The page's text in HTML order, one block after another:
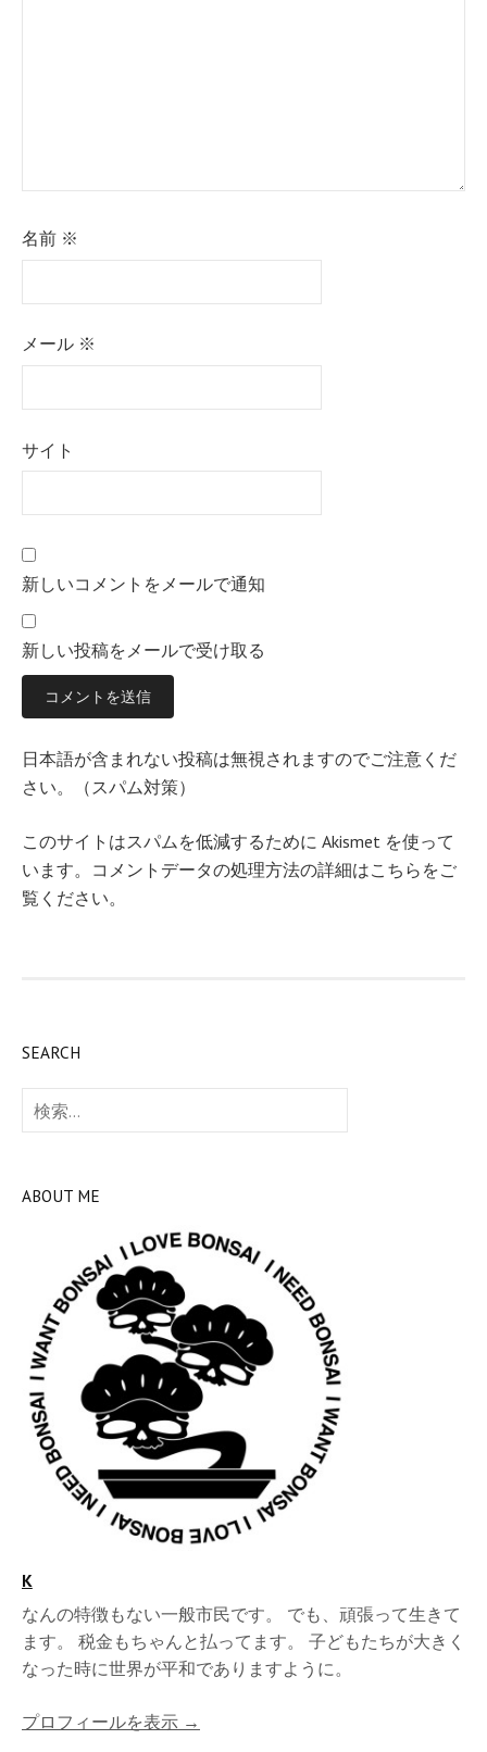
名前 ※
メール ※
サイト
新しいコメントをメールで通知
新しい投稿をメールで受け取る
日本語が含まれない投稿は無視されますのでご注意くだ
さい。（スパム対策）
このサイトはスパムを低減するために Akismet を使って
います。 コメントデータの処理方法の詳細はこちらをご
覧ください。
SEARCH
検
索:
ABOUT ME
K
なんの特徴もない一般市民です。 でも、頑張って生きて
ます。 税金もちゃんと払ってます。 子どもたちが大きく
なった時に世界が平和でありますように。
プロフィールを表示 →